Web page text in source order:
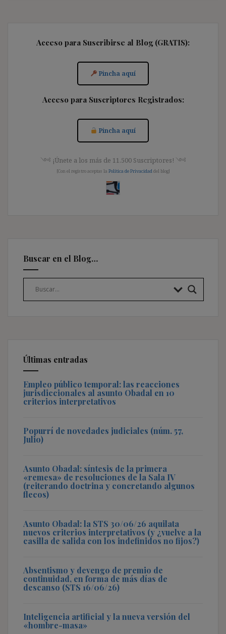
Acceso para Suscribirse al Blog (GRATIS):
Pincha aquí
Acceso para Suscriptores Registrados:
Pincha aquí
༺ ¡Únete a los más de 11.500 Suscriptores! ༺
[Con el registro aceptas la Política de Privacidad del blog]
Buscar en el Blog…
Últimas entradas
Empleo público temporal: las reacciones
jurisdiccionales al asunto Obadal en 10
criterios interpretativos
Popurrí de novedades judiciales (núm. 57,
Julio)
Asunto Obadal: síntesis de la primera
«remesa» de resoluciones de la Sala IV
(reiterando doctrina y concretando algunos
flecos)
Asunto Obadal: la STS 30/06/26 aquilata
nuevos criterios interpretativos (y ¿vuelve a la
casilla de salida con los indefinidos no fijos?)
Absentismo y devengo de premio de
continuidad, en forma de más días de
descanso (STS 16/06/26)
Inteligencia artificial y la nueva versión del
«hombre-masa»